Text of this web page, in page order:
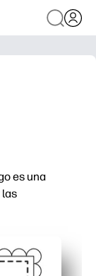
es una
las
mano-